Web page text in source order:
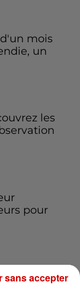
mois
un
les
pour
sans accepter